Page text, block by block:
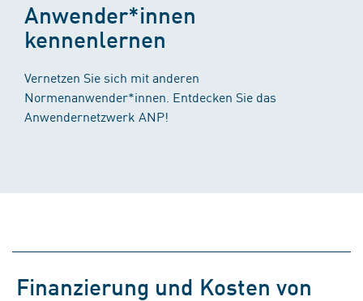
Anwender*innen
kennenlernen
Vernetzen Sie sich mit anderen
Normenanwender*innen. Entdecken Sie das
Anwendernetzwerk ANP!
Finanzierung und Kosten von